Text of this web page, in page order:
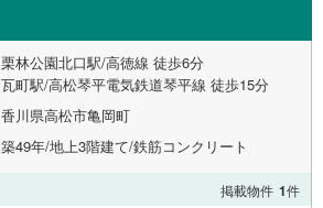
栗林公園北口駅/高徳線 徒歩6分
瓦町駅/高松琴平電気鉄道琴平線 徒歩15分
香川県高松市亀岡町
築49年/地上3階建て/鉄筋コンクリート
掲載物件 1件